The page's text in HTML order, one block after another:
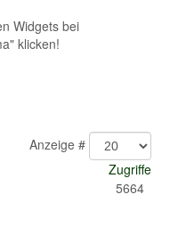
Widgets bei
klicken!
Anzeige #
Zugriffe
5664